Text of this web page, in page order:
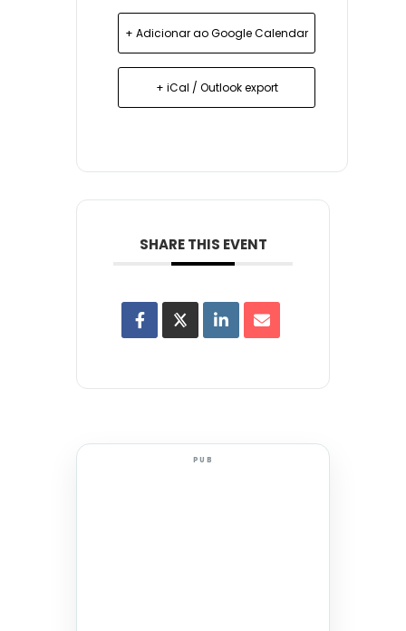
+ Adicionar ao Google Calendar
+ iCal / Outlook export
SHARE THIS EVENT
PUB